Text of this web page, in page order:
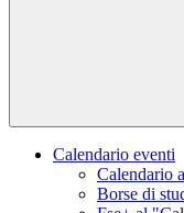
Calendario eventi
Calendario
Borse di